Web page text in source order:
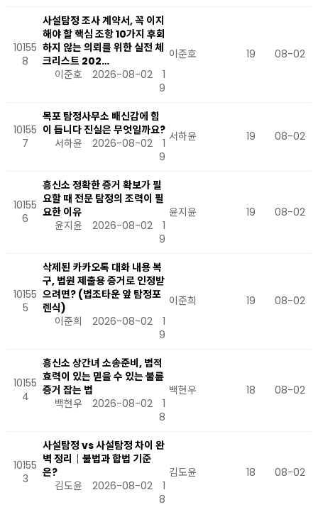
10155
8
사설탐정 조사 계약서, 꼭 이지
해야 할 핵심 조항 10가지 후회
하지 않는 의뢰를 위한 실전 체
크리스트 202…
이준호
2026-08-02
1
9
이준호 19 08-02
10155
7
목포 탐정사무소 배신감에 힘
이 듭니다 진실은 무엇일까요?
서하윤
2026-08-02
1
9
서하윤 19 08-02
10155
6
흥신소 정확한 증거 확보가 필
요할 때 전문 탐정의 조력이 필
요한 이유
윤지윤
2026-08-02
1
9
윤지윤 19 08-02
10155
5
삭제된 카카오톡 대화 내용 복
구, 법원 제출용 증거로 인정받
으려면? (법조타운 앞 탐정포
렌식)
이준희
2026-08-02
1
9
이준희 19 08-02
10155
4
흥신소 상간녀 소송준비, 법적
효력이 있는 믿을 수 있는 불륜
증거 잡는 법
백현우
2026-08-02
1
8
백현우 18 08-02
10155
3
사설탐정 vs 사설탐정 차이 완
벽 정리｜불법과 합법 기준
은?
김도윤
2026-08-02
1
8
김도윤 18 08-02